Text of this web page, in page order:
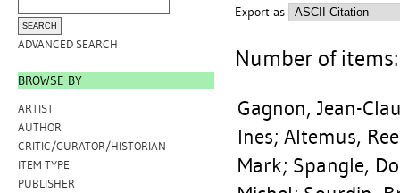
ADVANCED SEARCH
BROWSE BY
ARTIST
AUTHOR
CRITIC/CURATOR/HISTORIAN
ITEM TYPE
PUBLISHER
Export as
Number of
Gagnon, Jean-
Ines; Altemus,
Mark; Spangle,